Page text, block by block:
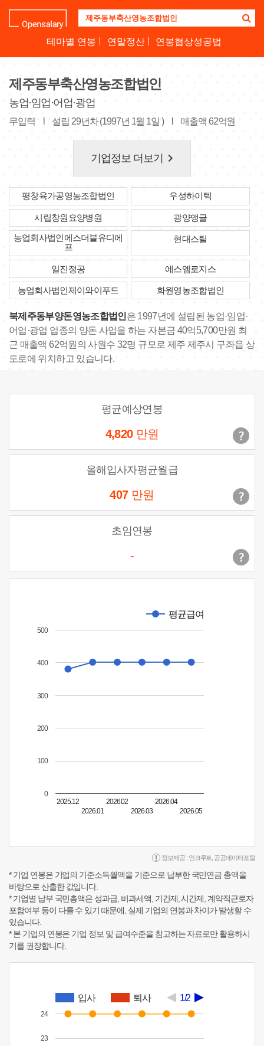
기
업
명
하
세
요
테마별 연봉 연말정산 연봉협상성공법
제주동부축산영농조합법인
농업·임업·어업·광업
무입력 설립 29년차 (1997년 1월 1일 ) 매출액 62억원
기업정보 더보기 keyboard_arrow_right
평창육가공영농조합법인 우성하이텍
시립창원요양병원 광양앵글
농업회사법인에스더블유디에
프
현대스틸
일진정공 에스엠로지스
농업회사법인제이와이푸드 화원영농조합법인
북제주동부양돈영농조합법인은 1997년에 설립된 농업·임업·
어업·광업 업종의 양돈 사업을 하는 자본금 40억5,700만원 최
근 매출액 62억원의 사원수 32명 규모로 제주 제주시 구좌읍 상
도로에 위치하고 있습니다.
평균예상연봉
4,820 만원
올해입사자평균월급
407 만원
초임연봉
-
평균급여
2025.12
2026.01
2026.02
2026.03
2026.04
2026.05
0
100
200
300
400
500
정보제공 : 인크루트 공공데이터포털
* 기업 연봉은 기업의 기준소득월액을 기준으로 납부한 국민연금 총액을
바탕으로 산출한 값입니다.
* 기업별 납부 국민총액은 성과급, 비과세액, 기간제, 시간제, 계약직근로자
포함여부 등이 다를 수 있기 때문에, 실제 기업의 연봉과 차이가 발생할 수
있습니다.
* 본 기업의 연봉은 기업 정보 및 급여수준을 참고하는 자료로만 활용하시
기를 권장합니다.
입사 퇴사 1/2
23
24